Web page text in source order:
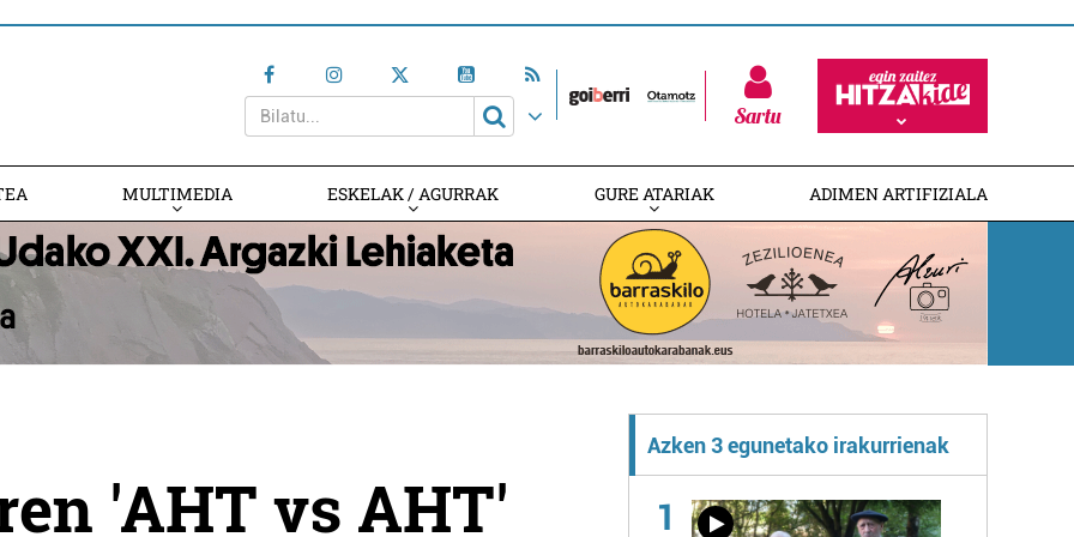
Sartu
MULTIMEDIA ESKELAK / AGURRAK GURE ATARIAK ADIMEN ARTIFIZIALA
'AHT vs AHT'
Azken 3 egunetako irakurrienak
1